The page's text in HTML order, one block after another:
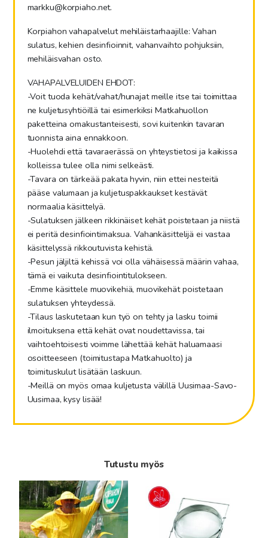
markku@korpiaho.net.
Korpiahon vahapalvelut mehiläistarhaajille: Vahan
sulatus, kehien desinfioinnit, vahanvaihto pohjuksiin,
mehiläisvahan osto.
VAHAPALVELUIDEN EHDOT:
-Voit tuoda kehät/vahat/hunajat meille itse tai toimittaa
ne kuljetusyhtiöillä tai esimerkiksi Matkahuollon
paketteina omakustanteisesti, sovi kuitenkin tavaran
tuonnista aina ennakkoon.
-Huolehdi että tavaraerässä on yhteystietosi ja kaikissa
kolleissa tulee olla nimi selkeästi.
-Tavara on tärkeää pakata hyvin, niin ettei nesteitä
pääse valumaan ja kuljetuspakkaukset kestävät
normaalia käsittelyä.
-Sulatuksen jälkeen rikkinäiset kehät poistetaan ja niistä
ei peritä desinfiointimaksua. Vahankäsittelijä ei vastaa
käsittelyssä rikkoutuvista kehistä.
-Pesun jäljiltä kehissä voi olla vähäisessä määrin vahaa,
tämä ei vaikuta desinfiointitulokseen.
-Emme käsittele muovikehiä, muovikehät poistetaan
sulatuksen yhteydessä.
-Tilaus laskutetaan kun työ on tehty ja lasku toimii
ilmoituksena että kehät ovat noudettavissa, tai
vaihtoehtoisesti voimme lähettää kehät haluamaasi
osoitteeseen (toimitustapa Matkahuolto) ja
toimituskulut lisätään laskuun.
-Meillä on myös omaa kuljetusta välillä Uusimaa-Savo-
Uusimaa, kysy lisää!
Tutustu myös